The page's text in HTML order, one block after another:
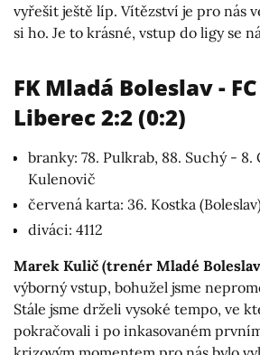
vyřešit ještě líp. Vítězství je pro nás
si ho. Je to krásné, vstup do ligy se
FK Mladá Boleslav -
Liberec 2:2 (0:2)
branky: 78. Pulkrab, 88. Suchý - 8.
Kulenovič
červená karta: 36. Kostka
diváci: 4112
Marek Kulič (trenér Mladé
výborný vstup, bohužel jsme
Stále jsme drželi vysoké tempo, ve
pokračovali i po inkasovaném